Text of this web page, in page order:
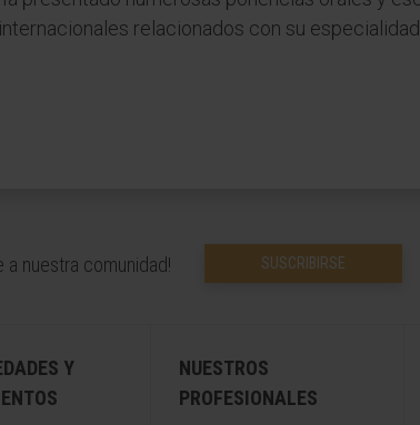
internacionales relacionados con su especialidad.
a nuestra comunidad! SUSCRIBIRSE
Y
NUESTROS
PROFESIONALES